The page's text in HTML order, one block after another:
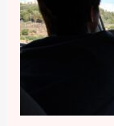
フ
ォ
ル
ア
ト